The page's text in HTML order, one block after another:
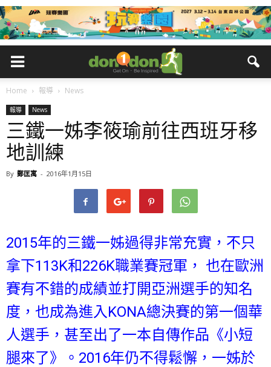
Home 報導 News
報導 News
三鐵一姊李筱瑜前往西班牙移
地訓練
By 鄭匡寓 - 2016年1月15日
2015年的三鐵一姊過得非常充實，不只
拿下113K和226K職業賽冠軍， 也在歐洲
賽有不錯的成績並打開亞洲選手的知名
度，也成為進入KONA總決賽的第一個華
人選手，甚至出了一本自傳作品《小短
腿來了》。2016年仍不得鬆懈，一姊於